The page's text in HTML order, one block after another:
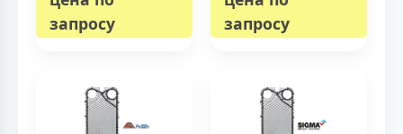
запросу
запросу